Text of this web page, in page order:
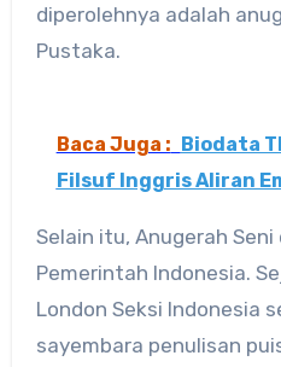
diperolehnya adalah
Pustaka.
Baca Juga : Biodata
Filsuf Inggris Aliran
Selain itu, Anugerah
Pemerintah Indonesia.
London Seksi Indonesia
sayembara penulisan